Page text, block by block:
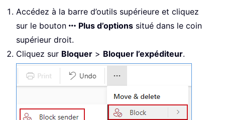
Accédez à la barre d’outils supérieure et cliquez
sur le bouton
Plus d’options situé dans le coin
supérieur droit.
Cliquez sur Bloquer > Bloquer l’expéditeur.